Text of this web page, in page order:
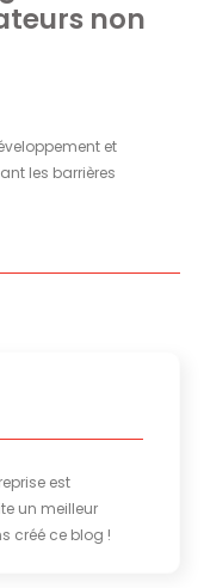
non
et
les barrières
est
un meilleur
créé ce blog !